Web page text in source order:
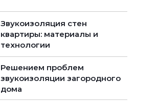
Звукоизоляция стен
квартиры: материалы и
технологии
Решением проблем
звукоизоляции загородного
дома